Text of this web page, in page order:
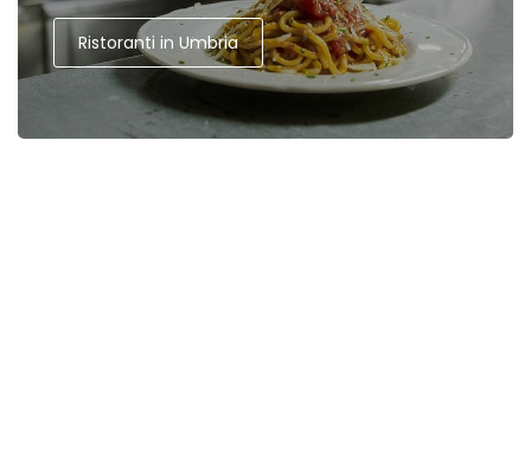
Ristoranti in Umbria